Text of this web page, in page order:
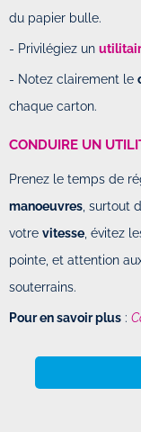
du papier bulle.
- Privilégiez un
- Notez clairement le
chaque carton.
CONDUIRE UN
Prenez le temps de
manoeuvres, surtout
votre vitesse, évitez
pointe, et attention
souterrains.
Pour en savoir plus :